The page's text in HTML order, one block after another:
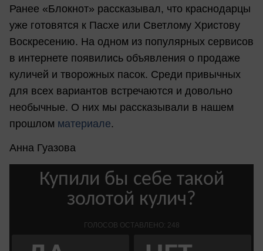
Ранее «Блокнот» рассказывал, что краснодарцы
уже готовятся к Пасхе или Светлому Христову
Воскресению. На одном из популярных сервисов
в интернете появились объявления о продаже
куличей и творожных пасок. Среди привычных
для всех вариантов встречаются и довольно
необычные. О них мы рассказывали в нашем
прошлом материале.
Анна Гуазова